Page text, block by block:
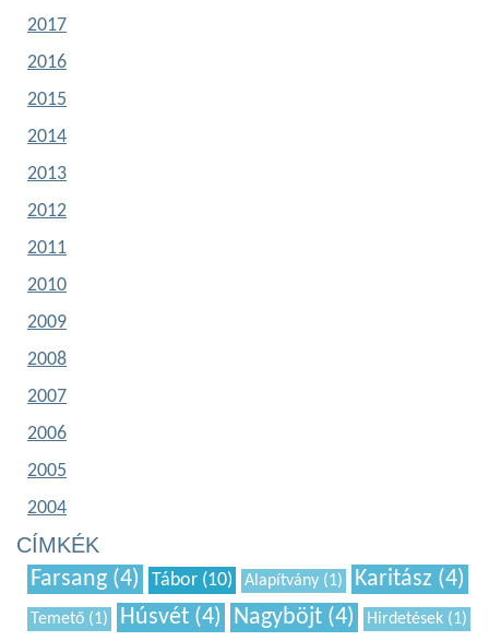
2017
2016
2015
2014
2013
2012
2011
2010
2009
2008
2007
2006
2005
2004
CÍMKÉK
Farsang (4) Tábor (10) Alapítvány (1) Karitász (4)
Temető (1) Húsvét (4) Nagyböjt (4) Hirdetések (1)